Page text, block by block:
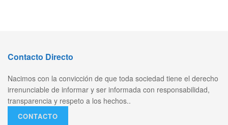
Contacto Directo
Nacimos con la convicción de que toda sociedad tiene el derecho
irrenunciable de informar y ser informada con responsabilidad,
transparencia y respeto a los hechos..
CONTACTO